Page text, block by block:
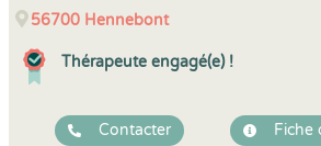
56700 Hennebont
Thérapeute engagé(e) !
Contacter Fiche